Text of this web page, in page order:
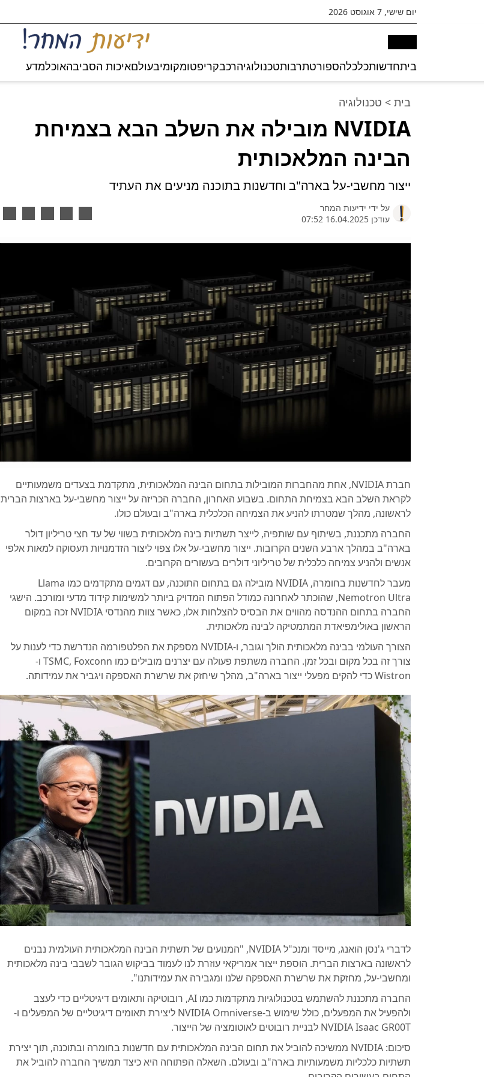
יום שישי, 7 אוגוסט 2026
ביתחדשותכלכלהספורטתרבותטכנולוגיהרכבקריפטומקומיבעולםאיכות הסביבהאוכלמדע
בית > טכנולוגיה
NVIDIA מובילה את השלב הבא בצמיחת
הבינה המלאכותית
ייצור מחשבי-על בארה"ב וחדשנות בתוכנה מניעים את העתיד
על ידי ידיעות המחר
עודכן 16.04.2025 07:52
חברת NVIDIA, אחת מהחברות המובילות בתחום הבינה המלאכותית, מתקדמת בצעדים משמעותיים
לקראת השלב הבא בצמיחת התחום. בשבוע האחרון, החברה הכריזה על ייצור מחשבי-על בארצות הברית
לראשונה, מהלך שמטרתו להניע את הצמיחה הכלכלית בארה"ב ובעולם כולו.
החברה מתכננת, בשיתוף עם שותפיה, לייצר תשתיות בינה מלאכותית בשווי של עד חצי טריליון דולר
בארה"ב במהלך ארבע השנים הקרובות. ייצור מחשבי-על אלו צפוי ליצור הזדמנויות תעסוקה למאות אלפי
אנשים ולהניע צמיחה כלכלית של טריליוני דולרים בעשורים הקרובים.
מעבר לחדשנות בחומרה, NVIDIA מובילה גם בתחום התוכנה, עם דגמים מתקדמים כמו Llama
Nemotron Ultra, שהוכתר לאחרונה כמודל הפתוח המדויק ביותר למשימות קידוד מדעי ומורכב. הישגי
החברה בתחום ההנדסה מהווים את הבסיס להצלחות אלו, כאשר צוות מהנדסי NVIDIA זכה במקום
הראשון באולימפיאדת המתמטיקה לבינה מלאכותית.
הצורך העולמי בבינה מלאכותית הולך וגובר, ו-NVIDIA מספקת את הפלטפורמה הנדרשת כדי לענות על
צורך זה בכל מקום ובכל זמן. החברה משתפת פעולה עם יצרנים מובילים כמו TSMC, Foxconn ו-
Wistron כדי להקים מפעלי ייצור בארה"ב, מהלך שיחזק את שרשרת האספקה ויגביר את עמידותה.
לדברי ג'נסן הואנג, מייסד ומנכ"ל NVIDIA, "המנועים של תשתית הבינה המלאכותית העולמית נבנים
לראשונה בארצות הברית. הוספת ייצור אמריקאי עוזרת לנו לעמוד בביקוש הגובר לשבבי בינה מלאכותית
ומחשבי-על, מחזקת את שרשרת האספקה שלנו ומגבירה את עמידותנו".
החברה מתכננת להשתמש בטכנולוגיות מתקדמות כמו AI, רובוטיקה ותאומים דיגיטליים כדי לעצב
ולהפעיל את המפעלים, כולל שימוש ב-NVIDIA Omniverse ליצירת תאומים דיגיטליים של המפעלים ו-
NVIDIA Isaac GR00T לבניית רובוטים לאוטומציה של הייצור.
סיכום: NVIDIA ממשיכה להוביל את תחום הבינה המלאכותית עם חדשנות בחומרה ובתוכנה, תוך יצירת
תשתיות כלכליות משמעותיות בארה"ב ובעולם. השאלה הפתוחה היא כיצד תמשיך החברה להוביל את